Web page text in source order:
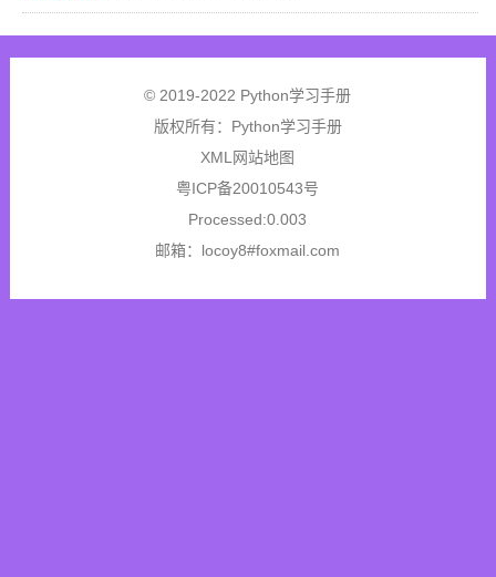
© 2019-2022 Python学习手册
版权所有： Python学习手册
XML网站地图
粤ICP备20010543号
Processed:0.003
邮箱：locoy8#foxmail.com